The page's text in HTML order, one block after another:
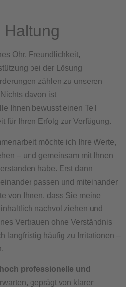
Haltung
Ohr, Freundlichkeit,
bei der Lösung
zählen zu unseren
davon ist
Ihnen bewusst einen Teil
für Ihren Erfolg zur Verfügung.
möchte ich Ihre Werte,
– und gemeinsam mit Ihnen
habe. Erst dann
passen und miteinander
von Ihnen, dass Sie meine
nachvollziehen und
Vertrauen ohne Verständnis
langfristig häufig zu Irritationen –
professionelle und
geprägt von klaren